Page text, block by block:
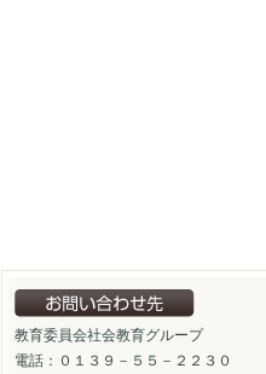
教育委員会社会教育グループ
電話：０１３９－５５－２２３０